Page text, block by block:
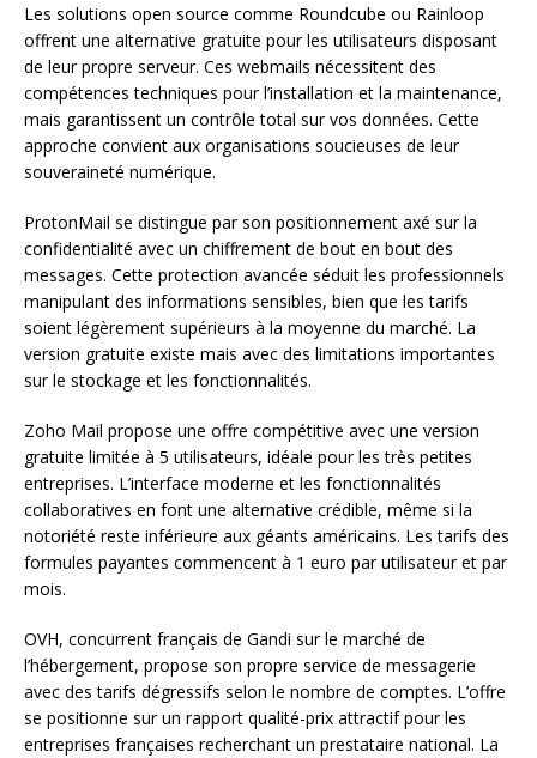
Les solutions open source comme Roundcube ou Rainloop
offrent une alternative gratuite pour les utilisateurs disposant
de leur propre serveur. Ces webmails nécessitent des
compétences techniques pour l’installation et la maintenance,
mais garantissent un contrôle total sur vos données. Cette
approche convient aux organisations soucieuses de leur
souveraineté numérique.
ProtonMail se distingue par son positionnement axé sur la
confidentialité avec un chiffrement de bout en bout des
messages. Cette protection avancée séduit les professionnels
manipulant des informations sensibles, bien que les tarifs
soient légèrement supérieurs à la moyenne du marché. La
version gratuite existe mais avec des limitations importantes
sur le stockage et les fonctionnalités.
Zoho Mail propose une offre compétitive avec une version
gratuite limitée à 5 utilisateurs, idéale pour les très petites
entreprises. L’interface moderne et les fonctionnalités
collaboratives en font une alternative crédible, même si la
notoriété reste inférieure aux géants américains. Les tarifs des
formules payantes commencent à 1 euro par utilisateur et par
mois.
OVH, concurrent français de Gandi sur le marché de
l’hébergement, propose son propre service de messagerie
avec des tarifs dégressifs selon le nombre de comptes. L’offre
se positionne sur un rapport qualité-prix attractif pour les
entreprises françaises recherchant un prestataire national. La